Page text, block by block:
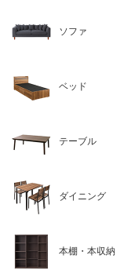
ソファ
ベッド
テーブル
ダイニング
本棚・本収納